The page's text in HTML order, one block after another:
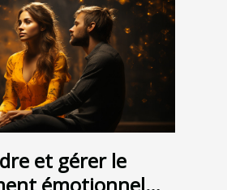
et gérer le